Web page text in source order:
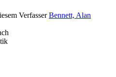
Verfasser Bennett, Alan